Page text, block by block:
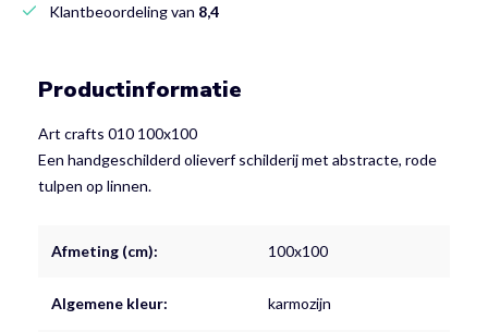
Klantbeoordeling van 8,4
Productinformatie
Art crafts 010 100x100
Een handgeschilderd olieverf schilderij met abstracte, rode
tulpen op linnen.
Afmeting (cm): 100x100
Algemene kleur: karmozijn